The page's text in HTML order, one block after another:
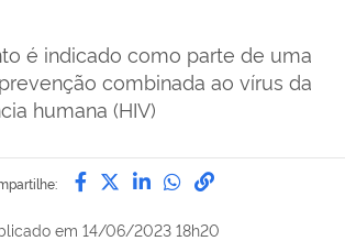
é indicado como parte de uma
combinada ao vírus da
humana (HIV)
Compartilhe por Facebook
Compartilhe por Twitter
Compartilhe por
Compartilhe
link para
em 14/06/2023 18h20